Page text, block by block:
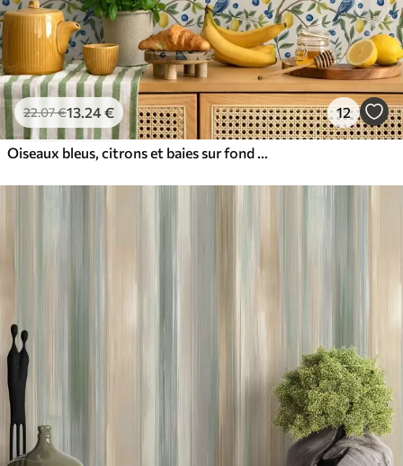
22.07€13.24€ 12
Oiseaux bleus, citrons et baies sur fond blanc